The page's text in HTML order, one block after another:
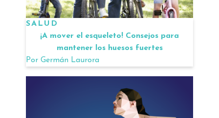
SALUD
¡A mover el esqueleto! Consejos para
mantener los huesos fuertes
Por Germán Laurora